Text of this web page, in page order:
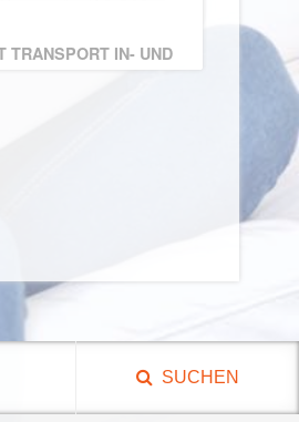
TRANSPORT IN- UND
SUCHEN